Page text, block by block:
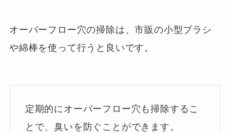
オーバーフロー穴の掃除は、市販の小型ブラシ
や綿棒を使って行うと良いです。
定期的にオーバーフロー穴も掃除するこ
とで、臭いを防ぐことができます。